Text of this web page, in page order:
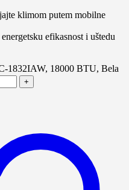
klimom putem mobilne
efikasnost i uštedu
1832IAW, 18000 BTU, Bela